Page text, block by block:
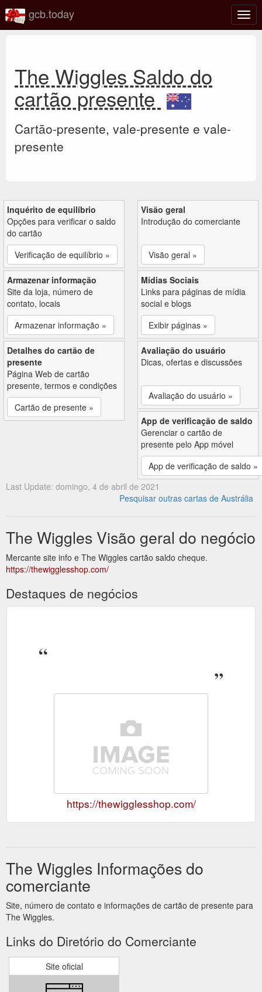
gcb.today
The Wiggles Saldo do
cartão presente
Cartão-presente, vale-presente e vale-
presente
Inquérito de equilíbrio
Opções para verificar o saldo
do cartão
Verificação de equilíbrio »
Visão geral
Introdução do comerciante
Visão geral »
Armazenar informação
Site da loja, número de
contato, locais
Armazenar informação »
Mídias Sociais
Links para páginas de mídia
social e blogs
Exibir páginas »
Detalhes do cartão de
presente
Página Web de cartão
presente, termos e condições
Cartão de presente »
Avaliação do usuário
Dicas, ofertas e discussões
Avaliação do usuário »
App de verificação de saldo
Gerenciar o cartão de
presente pelo App móvel
App de verificação de saldo »
Last Update: domingo, 4 de abril de 2021
Pesquisar outras cartas de Austrália
The Wiggles Visão geral do negócio
Mercante site info e The Wiggles cartão saldo cheque.
https://thewigglesshop.com/
Destaques de negócios
https://thewigglesshop.com/
The Wiggles Informações do
comerciante
Site, número de contato e informações de cartão de presente para
The Wiggles.
Links do Diretório do Comerciante
Site oficial